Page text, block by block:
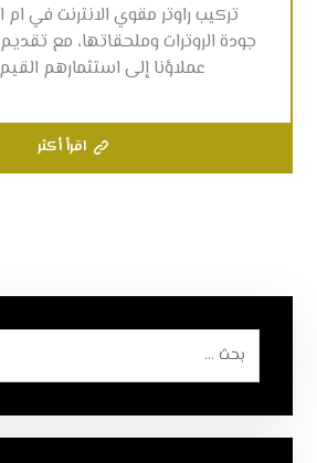
تركيب راوتر مقوي الانترنت في
جودة الروترات وملحقاتها، مع
عملاؤنا إلى استثمارهم
اقرأ أكثر